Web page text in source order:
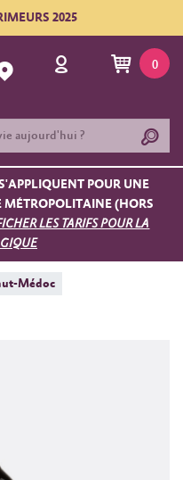
2025
0
POUR UNE
(HORS
LES TARIFS POUR LA
Médoc